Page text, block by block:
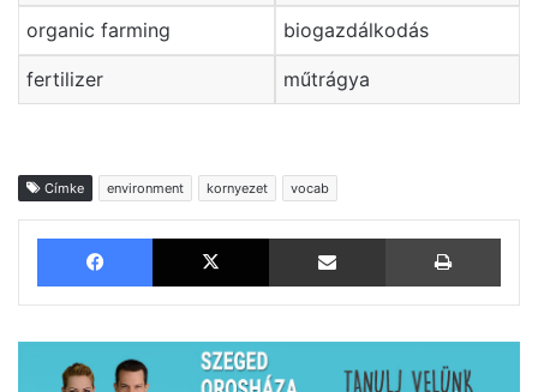
organic farming biogazdálkodás
fertilizer műtrágya
Címke environment kornyezet vocab
Facebook X Megosztás email-ben